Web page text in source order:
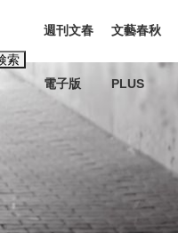
索
週刊文春
電子版
文藝春秋
PLUS